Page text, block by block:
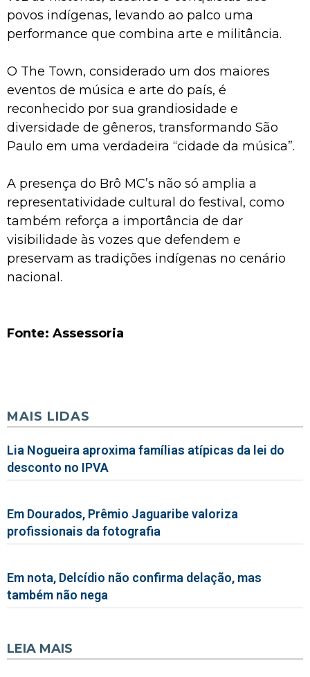
povos indígenas, levando ao palco uma
performance que combina arte e militância.
O The Town, considerado um dos maiores
eventos de música e arte do país, é
reconhecido por sua grandiosidade e
diversidade de gêneros, transformando São
Paulo em uma verdadeira “cidade da música”.
A presença do Brô MC’s não só amplia a
representatividade cultural do festival, como
também reforça a importância de dar
visibilidade às vozes que defendem e
preservam as tradições indígenas no cenário
nacional.
Fonte: Assessoria
MAIS LIDAS
Lia Nogueira aproxima famílias atípicas da lei do
desconto no IPVA
Em Dourados, Prêmio Jaguaribe valoriza
profissionais da fotografia
Em nota, Delcídio não confirma delação, mas
também não nega
LEIA MAIS